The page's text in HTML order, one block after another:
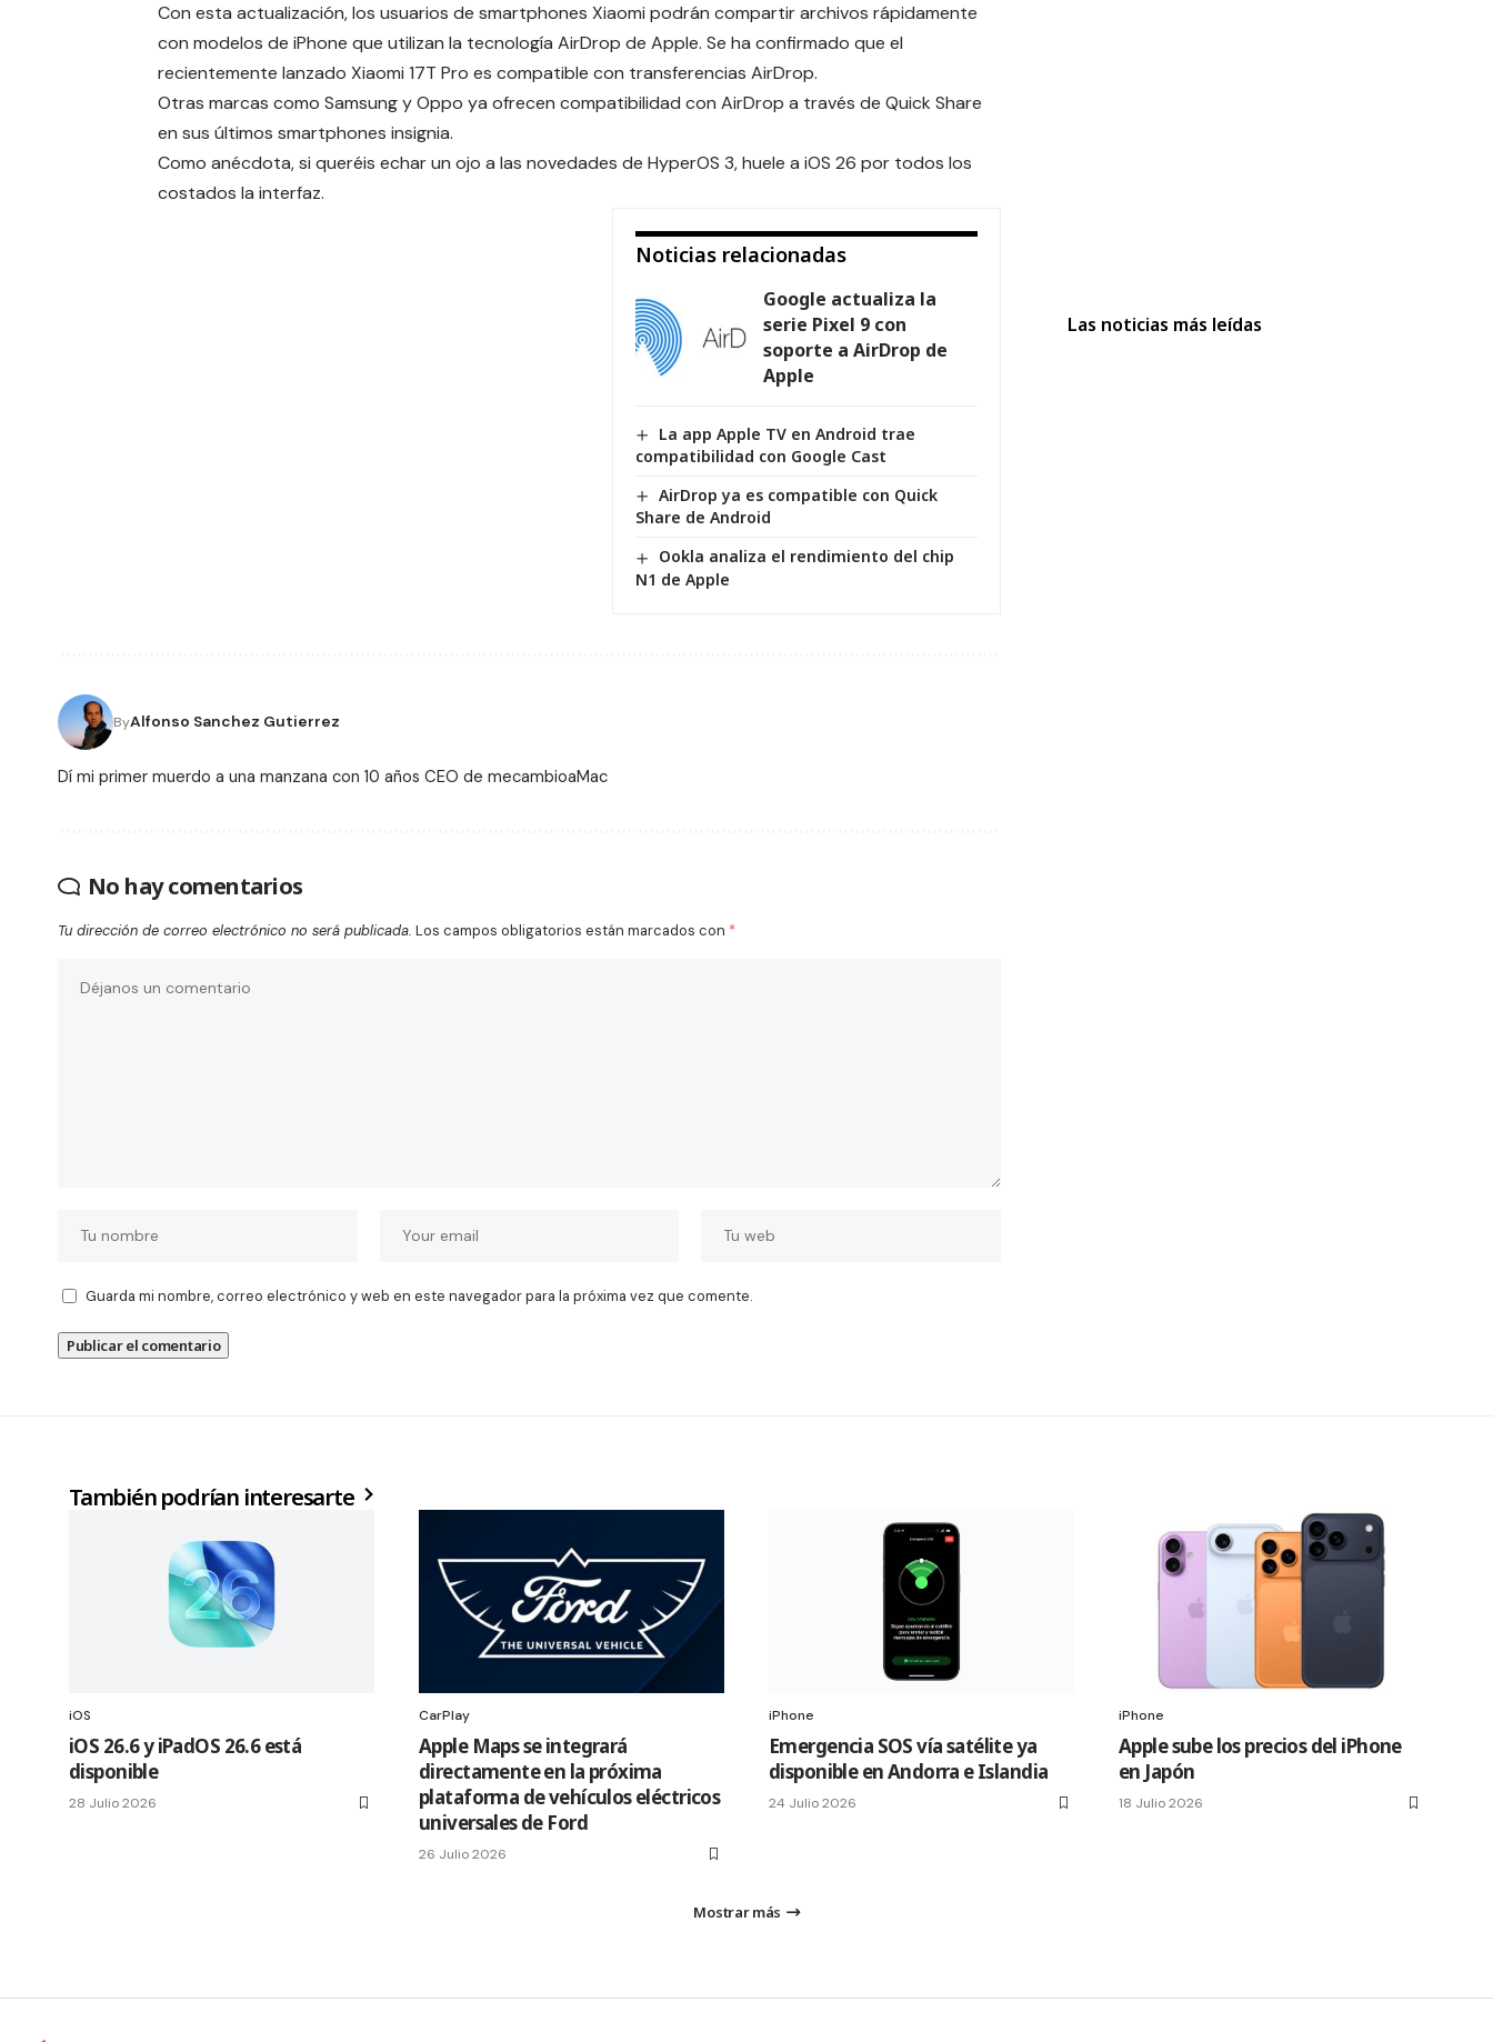
Con esta actualización, los usuarios de smartphones Xiaomi podrán compartir archivos rápidamente
con modelos de iPhone que utilizan la tecnología AirDrop de Apple. Se ha confirmado que el
recientemente lanzado Xiaomi 17T Pro es compatible con transferencias AirDrop.
Otras marcas como Samsung y Oppo ya ofrecen compatibilidad con AirDrop a través de Quick Share
en sus últimos smartphones insignia.
Como anécdota, si queréis echar un ojo a las novedades de HyperOS 3, huele a iOS 26 por todos los
costados la interfaz.
Noticias relacionadas
Google actualiza la
serie Pixel 9 con
soporte a AirDrop de
Apple
La app Apple TV en Android trae
compatibilidad con Google Cast
AirDrop ya es compatible con Quick
Share de Android
Ookla analiza el rendimiento del chip
N1 de Apple
ByAlfonso Sanchez Gutierrez
Dí mi primer muerdo a una manzana con 10 años CEO de mecambioaMac
No hay comentarios
Tu dirección de correo electrónico no será publicada. Los campos obligatorios están marcados con *
Guarda mi nombre, correo electrónico y web en este navegador para la próxima vez que comente.
Las noticias más leídas
También podrían interesarte
iOS
iOS 26.6 y iPadOS 26.6 está
disponible
28 Julio 2026
CarPlay
Apple Maps se integrará
directamente en la próxima
plataforma de vehículos eléctricos
universales de Ford
26 Julio 2026
iPhone
Emergencia SOS vía satélite ya
disponible en Andorra e Islandia
24 Julio 2026
iPhone
Apple sube los precios del iPhone
en Japón
18 Julio 2026
Mostrar más